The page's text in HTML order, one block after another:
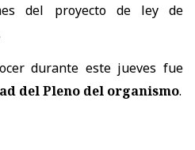
del proyecto de ley de
durante este jueves fue
del Pleno del organismo.